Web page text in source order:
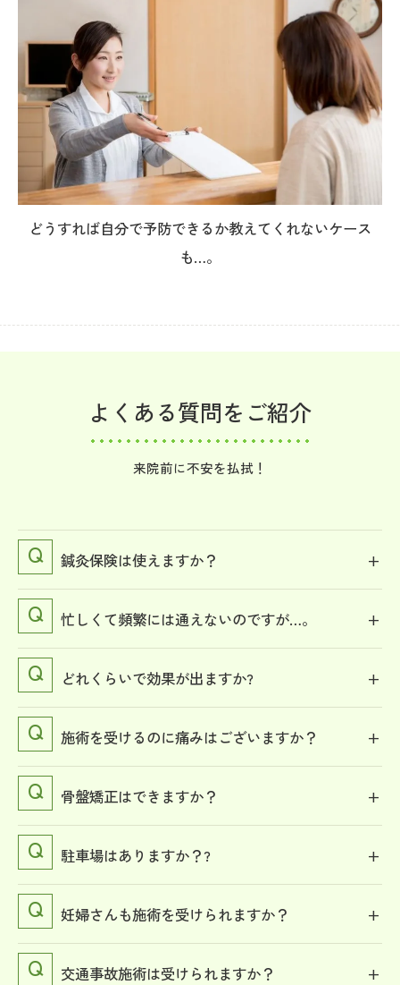
どうすれば自分で予防できるか教えてくれないケース
も…。
よくある質問をご紹介
来院前に不安を払拭！
鍼灸保険は使えますか？
忙しくて頻繁には通えないのですが…。
どれくらいで効果が出ますか?
施術を受けるのに痛みはございますか？
骨盤矯正はできますか？
駐車場はありますか？?
妊婦さんも施術を受けられますか？
交通事故施術は受けられますか？